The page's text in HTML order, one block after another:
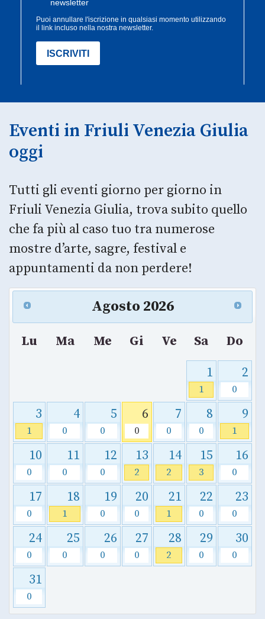
Eventi in Friuli Venezia Giulia
oggi
Tutti gli eventi giorno per giorno in
Friuli Venezia Giulia, trova subito quello
che fa più al caso tuo tra numerose
mostre d’arte, sagre, festival e
appuntamenti da non perdere!
Agosto 2026
Lu Ma Me Gi Ve Sa
Do
1
1
2
0
3
1
4
0
5
0
6
0
7
0
8
0
9
1
10
0
11
0
12
0
13
2
14
2
15
3
16
0
17
0
18
1
19
0
20
0
21
1
22
0
23
0
24
0
25
0
26
0
27
0
28
2
29
0
30
0
31
0